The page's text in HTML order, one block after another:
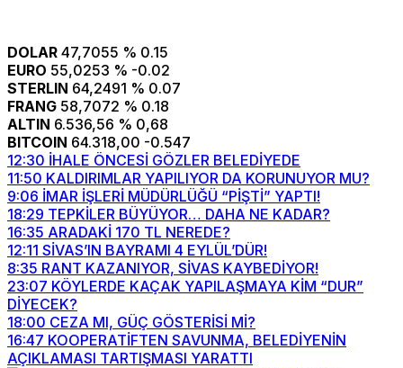
DOLAR 47,7055 % 0.15
EURO 55,0253 % -0.02
STERLIN 64,2491 % 0.07
FRANG 58,7072 % 0.18
ALTIN 6.536,56 % 0,68
BITCOIN 64.318,00 -0.547
12:30 İHALE ÖNCESİ GÖZLER BELEDİYEDE
11:50 KALDIRIMLAR YAPILIYOR DA KORUNUYOR MU?
9:06 İMAR İŞLERİ MÜDÜRLÜĞÜ “PİŞTİ” YAPTI!
18:29 TEPKİLER BÜYÜYOR… DAHA NE KADAR?
16:35 ARADAKİ 170 TL NEREDE?
12:11 SİVAS’IN BAYRAMI 4 EYLÜL’DÜR!
8:35 RANT KAZANIYOR, SİVAS KAYBEDİYOR!
23:07 KÖYLERDE KAÇAK YAPILAŞMAYA KİM “DUR”
DİYECEK?
18:00 CEZA MI, GÜÇ GÖSTERİSİ Mİ?
16:47 KOOPERATİFTEN SAVUNMA, BELEDİYENİN
AÇIKLAMASI TARTIŞMASI YARATTI